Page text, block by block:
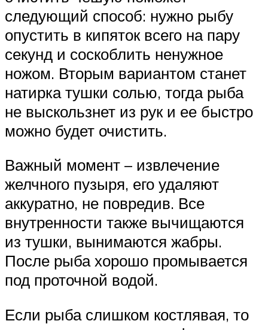
следующий способ: нужно рыбу
опустить в кипяток всего на пару
секунд и соскоблить ненужное
ножом. Вторым вариантом станет
натирка тушки солью, тогда рыба
не выскользнет из рук и ее быстро
можно будет очистить.
Важный момент – извлечение
желчного пузыря, его удаляют
аккуратно, не повредив. Все
внутренности также вычищаются
из тушки, вынимаются жабры.
После рыба хорошо промывается
под проточной водой.
Если рыба слишком костлявая, то